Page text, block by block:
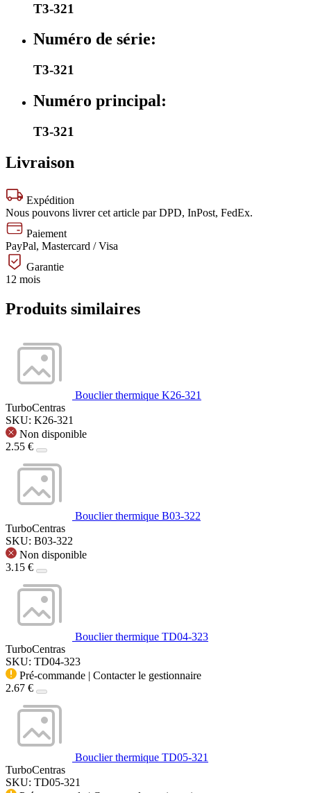
T3-321
Numéro de série:
T3-321
Numéro principal:
T3-321
Livraison
Expédition
Nous pouvons livrer cet article par DPD, InPost, FedEx.
Paiement
PayPal, Mastercard / Visa
Garantie
12 mois
Produits similaires
Bouclier thermique K26-321
TurboCentras
SKU: K26-321
Non disponible
2.55 €
Bouclier thermique B03-322
TurboCentras
SKU: B03-322
Non disponible
3.15 €
Bouclier thermique TD04-323
TurboCentras
SKU: TD04-323
Pré-commande | Contacter le gestionnaire
2.67 €
Bouclier thermique TD05-321
TurboCentras
SKU: TD05-321